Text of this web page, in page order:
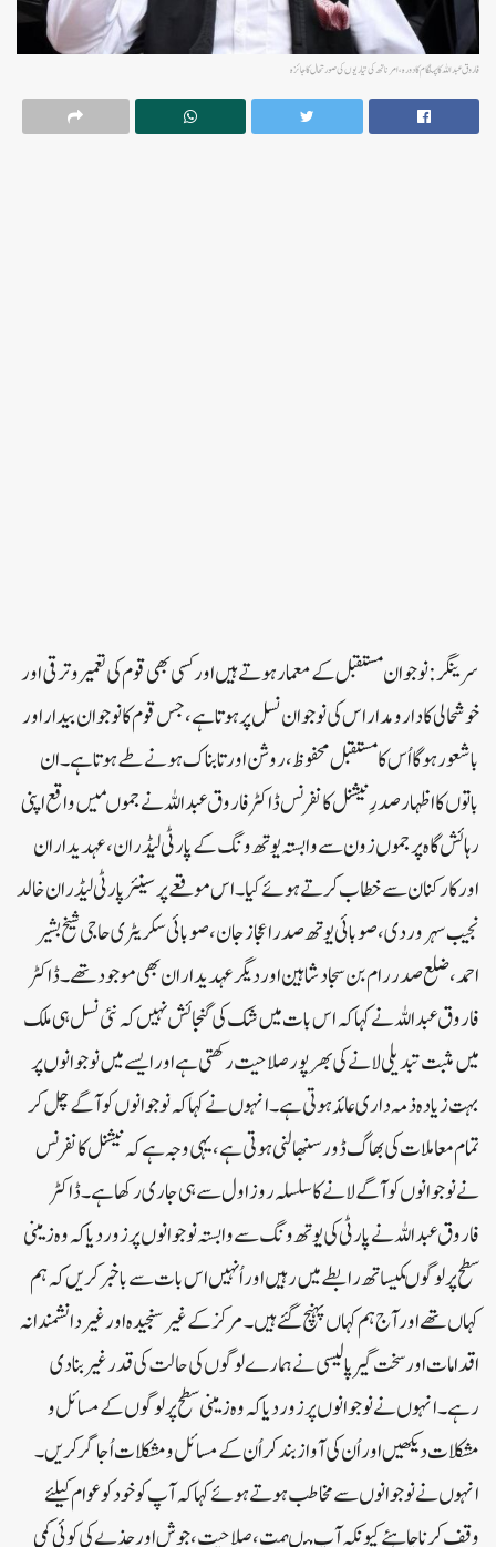
فاروق عبداللہ کا پہلگام کا دورہ، امرناتھ کی تیاریوں کی صورتحال کا جائزہ
سرینگر: نوجوان مستقبل کے معمار ہوتے ہیں اور کسی بھی قوم کی تعمیر و ترقی اور
خوشحالی کا دارومدار اس کی نوجوان نسل پر ہوتا ہے، جس قوم کا نوجوان بیدار اور
باشعور ہوگا اُس کا مستقبل محفوظ، روشن اور تابناک ہونے طے ہوتا ہے۔ ان
باتوں کا اظہار صدرِ نیشنل کانفرنس ڈاکٹر فاروق عبداللہ نے جموںمیں واقع اپنی
رہائش گاہ پر جموں زون سے وابستہ یوتھ ونگ کے پارٹی لیڈران، عہدیداران
اور کارکنان سے خطاب کرتے ہوئے کیا۔ اس موقعے پر سینئر پارٹی لیڈران خالد
نجیب سہروردی، صوبائی یوتھ صدر اعجاز جان، صوبائی سکریٹری حاجی شیخ بشیر
احمد، ضلع صدر رام بن سجاد شاہین اور دیگر عہدیداران بھی موجود تھے۔ ڈاکٹر
فاروق عبداللہ نے کہاکہ اس بات میں شک کی گنجائش نہیں کہ نئی نسل ہی ملک
میں مثبت تبدیلی لانے کی بھرپور صلاحیت رکھتی ہے اور ایسے میں نوجوانوں پر
بہت زیادہ ذمہ داری عائد ہوتی ہے۔ انہوں نے کہاکہ نوجوانوں کو آگے چل کر
تمام معاملات کی بھاگ ڈور سنبھالنی ہوتی ہے ، یہی وجہ ہے کہ نیشنل کانفرنس
نے نوجوانوں کو آگے لانے کا سلسلہ روز اول سے ہی جاری رکھا ہے۔ ڈاکٹر
فاروق عبداللہ نے پارٹی کی یوتھ ونگ سے وابستہ نوجوانوں پر زور دیا کہ وہ زمینی
سطح پر لوگوںکیساتھ رابطے میں رہیں اور اُنہیں اس بات سے باخبر کریں کہ ہم
کہاں تھے اور آج ہم کہاں پہنچ گئے ہیں۔ مرکز کے غیر سنجیدہ اور غیر دانشمندانہ
اقدامات اور سخت گیر پالیسی نے ہمارے لوگوں کی حالت کی قدر غیر بنا دی
رہے۔ انہوں نے نوجوانوں پر زور دیا کہ وہ زمینی سطح پر لوگوں کے مسائل و
مشکلات دیکھیں اور اُن کی آواز بند کر اُن کے مسائل و مشکلات اُجاگر کریں۔
انہوں نے نوجوانوں سے مخاطب ہوتے ہوئے کہا کہ آپ کو خود کو عوام کیلئے
وقف کرنا چاہئے کیونکہ آپ میںہمت، صلاحیت ، جوش اور جذبے کی کوئی کمی